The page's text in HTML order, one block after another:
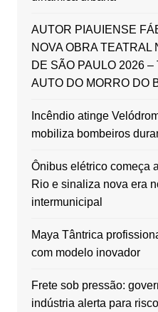
AUTOR PIAUIENSE
NOVA OBRA TEATRAL
DE SÃO PAULO 2026 –
AUTO DO MORRO DO
Incêndio atinge
mobiliza bombeiros
Ônibus elétrico começa
Rio e sinaliza nova era
intermunicipal
Maya Tântrica
com modelo inovador
Frete sob pressão:
indústria alerta para